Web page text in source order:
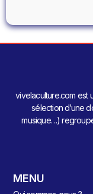
vivelaculture.com est
sélection d’une
musique…)
MENU